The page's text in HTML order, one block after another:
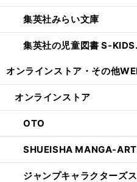
集英社みらい文庫
集英社の児童図書 S-
オンラインストア・ その他
オンラインストア
OTO
SHUEISHA MANGA-ART
ジャンプキャラクターズ